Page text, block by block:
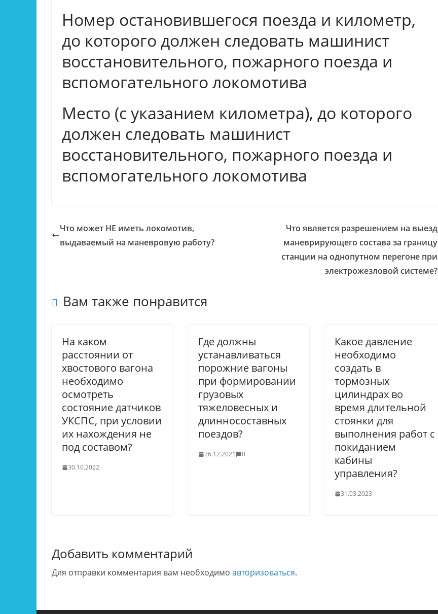
Номер остановившегося поезда и километр,
до которого должен следовать машинист
восстановительного, пожарного поезда и
вспомогательного локомотива
Место (с указанием километра), до которого
должен следовать машинист
восстановительного, пожарного поезда и
вспомогательного локомотива
Что может НЕ иметь локомотив,
выдаваемый на маневровую работу?
Что является разрешением на выезд
маневрирующего состава за границу
станции на однопутном перегоне при
электрожезловой системе?
Вам также понравится
На каком
расстоянии от
хвостового вагона
необходимо
осмотреть
состояние датчиков
УКСПС, при условии
их нахождения не
под составом?
30.10.2022
Где должны
устанавливаться
порожние вагоны
при формировании
грузовых
тяжеловесных и
длинносоставных
поездов?
26.12.2021 0
Какое давление
необходимо
создать в
тормозных
цилиндрах во
время длительной
стоянки для
выполнения работ с
покиданием
кабины
управления?
31.03.2023
Добавить комментарий
Для отправки комментария вам необходимо авторизоваться.